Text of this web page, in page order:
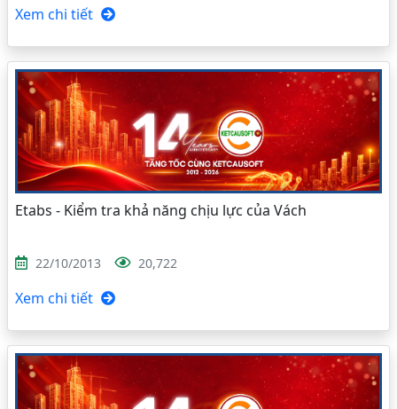
Xem chi tiết
Etabs - Kiểm tra khả năng chịu lực của Vách
22/10/2013 20,722
Xem chi tiết